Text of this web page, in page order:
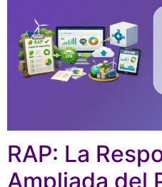
RAP: La
Ampliada del